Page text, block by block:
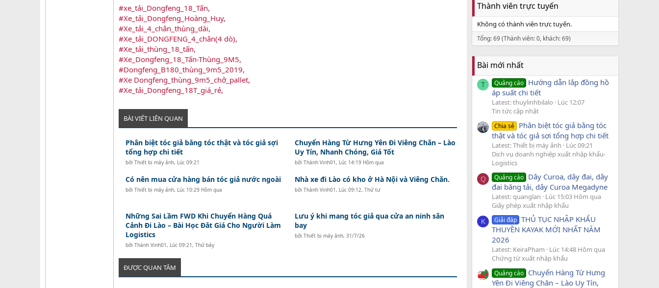
#xe_tải_Dongfeng_18_Tấn,
#Xe_tải_Dongfeng_Hoàng_Huy,
#Xe_tải_4_chân_thùng_dài,
#Xe_tải_DONGFENG_4_chân(4 dò),
#Xe_tải_thùng_18_tấn,
#Xe_Dongfeng_18_Tấn-Thùng_9M5,
#Dongfeng_B180_thùng_9m5_2019,
#Xe Dongfeng_thùng_9m5_chở_pallet,
#Xe_tải_Dongfeng_18T_giá_rẻ,
BÀI VIẾT LIÊN QUAN
Phân biệt tóc giả bằng tóc thật và tóc giả sợi
tổng hợp chi tiết
bởi Thiết bị máy ảnh, Lúc 09:21
Chuyển Hàng Từ Hưng Yên Đi Viêng Chăn – Lào
Uy Tín, Nhanh Chóng, Giá Tốt
bởi Thành Vinh01, Lúc 14:19 Hôm qua
Có nên mua cửa hàng bán tóc giả nước ngoài
bởi Thiết bị máy ảnh, Lúc 10:29 Hôm qua
Nhà xe đi Lào có kho ở Hà Nội và Viêng Chăn.
bởi Thành Vinh01, Lúc 09:12, Thứ tư
Những Sai Lầm FWD Khi Chuyển Hàng Quá
Cảnh Đi Lào – Bài Học Đắt Giá Cho Người Làm
Logistics
bởi Thành Vinh01, Lúc 09:21, Thứ bảy
Lưu ý khi mang tóc giả qua cửa an ninh sân
bay
bởi Thiết bị máy ảnh, 31/7/26
ĐƯỢC QUAN TÂM
Thành viên trực tuyến
Không có thành viên trực tuyến.
Tổng: 69 (Thành viên: 0, khách: 69)
Bài mới nhất
T Quảng cáo Hướng dẫn lắp đồng hồ
áp suất chi tiết
Latest: thuylinhbilalo
Lúc 12:07
Tin tức cập nhật
Chia sẻ Phân biệt tóc giả bằng tóc
thật và tóc giả sợi tổng hợp chi tiết
Latest: Thiết bị máy ảnh
Lúc 09:21
Dịch vụ doanh nghiệp xuất nhập khẩu-
Logistics
Q Quảng cáo Dây Curoa, dây đai, dây
đai băng tải, dây Curoa Megadyne
Latest: quanglan
Lúc 15:03 Hôm qua
Giấy phép xuất nhập khẩu
K Giải đáp THỦ TỤC NHẬP KHẨU
THUYỀN KAYAK MỚI NHẤT NĂM
2026
Latest: KeiraPham
Lúc 14:48 Hôm qua
Chứng từ xuất nhập khẩu
Quảng cáo Chuyển Hàng Từ Hưng
Yên Đi Viêng Chăn – Lào Uy Tín,